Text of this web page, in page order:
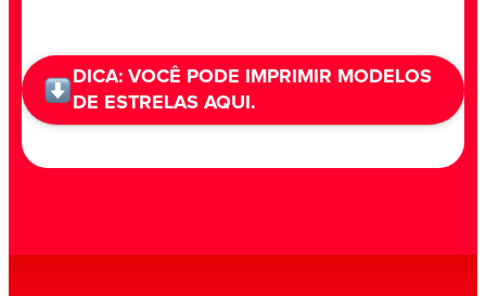
DICA: VOCÊ PODE IMPRIMIR MODELOS
DE ESTRELAS AQUI.